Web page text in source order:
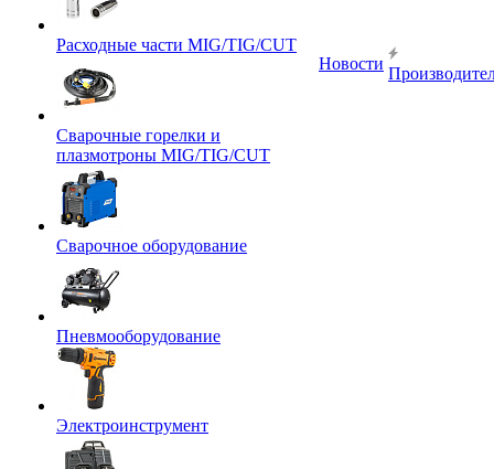
Расходные части MIG/TIG/CUT
Сварочные горелки и
плазмотроны MIG/TIG/CUT
Сварочное оборудование
Пневмооборудование
Электроинструмент
Новости